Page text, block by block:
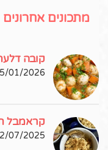
מתכונים אחרונים
קובה
01/2026
קראמבל
07/2025